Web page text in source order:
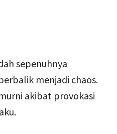
sepenuhnya
menjadi chaos.
akibat provokasi